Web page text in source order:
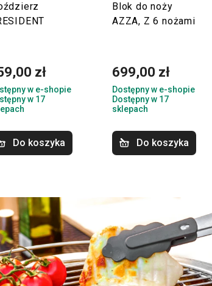
zł
w e-shopie
w 17
Do koszyka
Blok do noży
AZZA, Z 6 nożami
699,00 zł
Dostępny w e-shopie
Dostępny w 17
sklepach
Do koszyka